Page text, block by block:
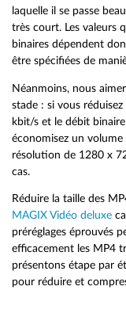
laquelle il se passe
très court. Les valeurs
binaires dépendent
être spécifiées de
Néanmoins, nous
stade : si vous
kbit/s et le débit
économisez un
résolution de 1280 x
cas.
Réduire la taille des
MAGIX Vidéo deluxe
préréglages éprouvés
efficacement les MP4
présentons étape par
pour réduire et